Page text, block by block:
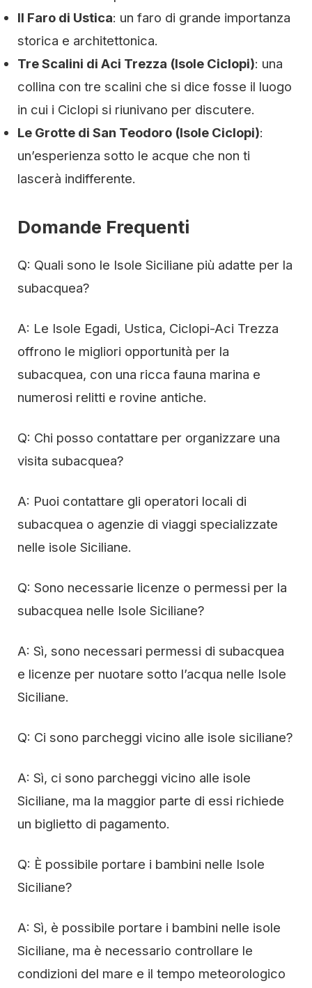
Il Faro di Ustica: un faro di grande importanza
storica e architettonica.
Tre Scalini di Aci Trezza (Isole Ciclopi): una
collina con tre scalini che si dice fosse il luogo
in cui i Ciclopi si riunivano per discutere.
Le Grotte di San Teodoro (Isole Ciclopi):
un’esperienza sotto le acque che non ti
lascerà indifferente.
Domande Frequenti
Q: Quali sono le Isole Siciliane più adatte per la
subacquea?
A: Le Isole Egadi, Ustica, Ciclopi-Aci Trezza
offrono le migliori opportunità per la
subacquea, con una ricca fauna marina e
numerosi relitti e rovine antiche.
Q: Chi posso contattare per organizzare una
visita subacquea?
A: Puoi contattare gli operatori locali di
subacquea o agenzie di viaggi specializzate
nelle isole Siciliane.
Q: Sono necessarie licenze o permessi per la
subacquea nelle Isole Siciliane?
A: Sì, sono necessari permessi di subacquea
e licenze per nuotare sotto l’acqua nelle Isole
Siciliane.
Q: Ci sono parcheggi vicino alle isole siciliane?
A: Sì, ci sono parcheggi vicino alle isole
Siciliane, ma la maggior parte di essi richiede
un biglietto di pagamento.
Q: È possibile portare i bambini nelle Isole
Siciliane?
A: Sì, è possibile portare i bambini nelle isole
Siciliane, ma è necessario controllare le
condizioni del mare e il tempo meteorologico